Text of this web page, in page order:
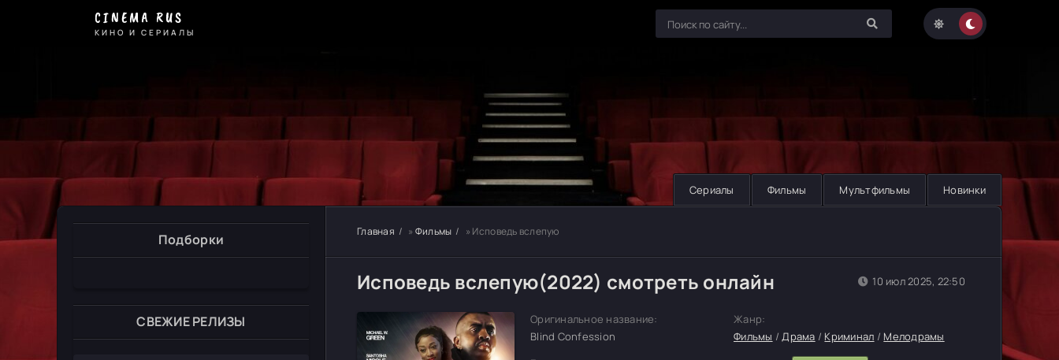
CINEMA RUS
КИНО И СЕРИАЛЫ
Сериалы Фильмы Мультфильмы Новинки
Подборки
СВЕЖИЕ РЕЛИЗЫ
Главная » Фильмы » Исповедь вслепую
Исповедь вслепую(2022) смотреть онлайн
Оригинальное название:
Blind Confession
10 июл 2025, 22:50
Жанр:
Фильмы /Драма / Криминал / Мелодрамы